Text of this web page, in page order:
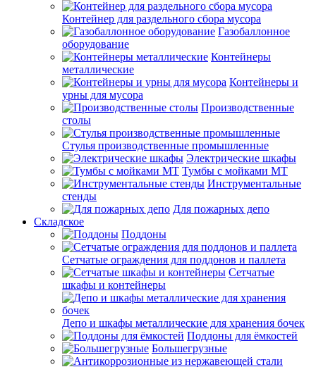
Контейнер для раздельного сбора мусора
Газобаллонное
оборудование
Контейнеры
металлические
Контейнеры и
урны для мусора
Производственные
столы
Стулья производственные промышленные
Электрические шкафы
Тумбы с мойками МТ
Инструментальные
стенды
Для пожарных депо
Складское
Поддоны
Сетчатые ограждения для поддонов и паллета
Сетчатые
шкафы и контейнеры
Депо и шкафы металлические для хранения бочек
Поддоны для ёмкостей
Большегрузные